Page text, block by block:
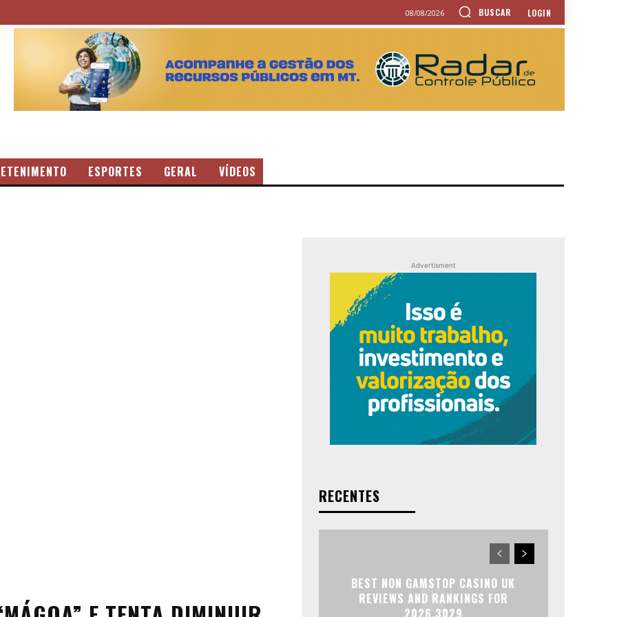
08/08/2026 BUSCAR LOGIN
ESPORTES GERAL VÍDEOS
Advertisment
RECENTES
BEST NON GAMSTOP CASINO UK
REVIEWS AND RANKINGS FOR